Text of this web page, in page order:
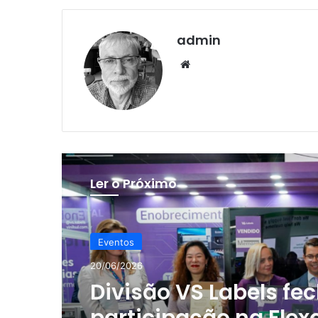
admin
Ler o Próximo
Eventos
20/06/2026
Divisão VS Labels